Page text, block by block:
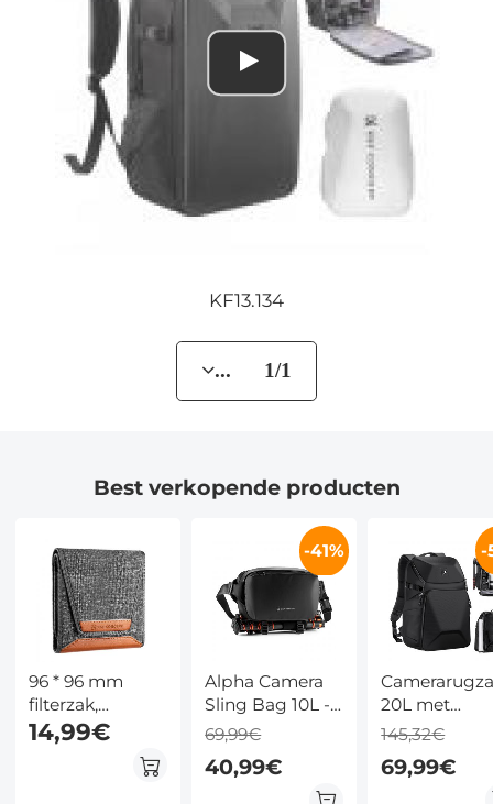
KF13.134
... 1/1
Best verkopende producten
96 * 96 mm
filterzak,
filterbehuizing
met 3 zakken,
14,99€
-41%
Alpha Camera
Sling Bag 10L -
Fotografie
Schoudertas
Compatibel met
Canon, Nikon,
69,99€
40,99€
-
20L met
laptopvak
en speciale
statiefopslag
145,32€
69,99€